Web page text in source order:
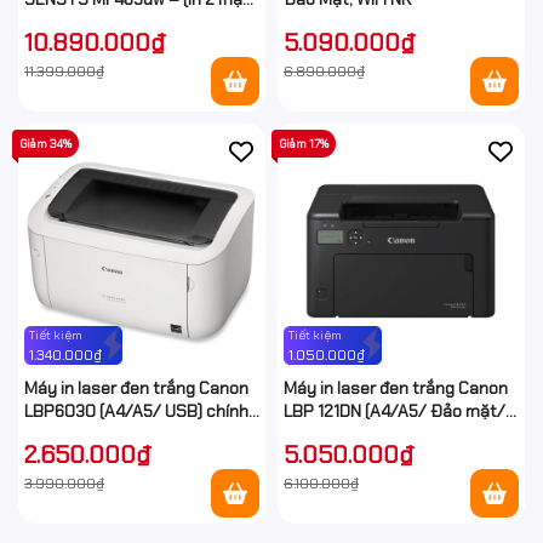
10.890.000₫
11.399.000₫
5.090.000₫
6.890.000₫
Tiết kiệm
1.340.000₫
Giảm 34%
Máy in laser đen trắng Canon
LBP6030 (A4/A5/ USB) chính
2.650.000₫
3.990.000₫
Tiết kiệm
1.050.000₫
Giảm 17%
Máy in laser đen trắng Canon
LBP 121DN (A4/A5/ Đảo mặt/
5.050.000₫
6.100.000₫